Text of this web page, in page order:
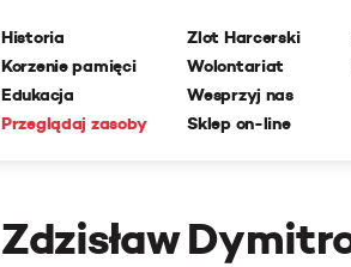
Historia
Korzenie pamięci
Edukacja
Przeglądaj zasoby
Zlot Harcerski
Wolontariat
Wesprzyj nas
Sklep on-line
Zdzisław